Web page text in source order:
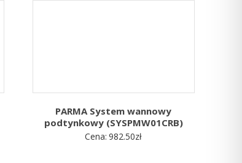
PARMA System wannowy
podtynkowy (SYSPMW01CRB)
Cena: 982.50zł